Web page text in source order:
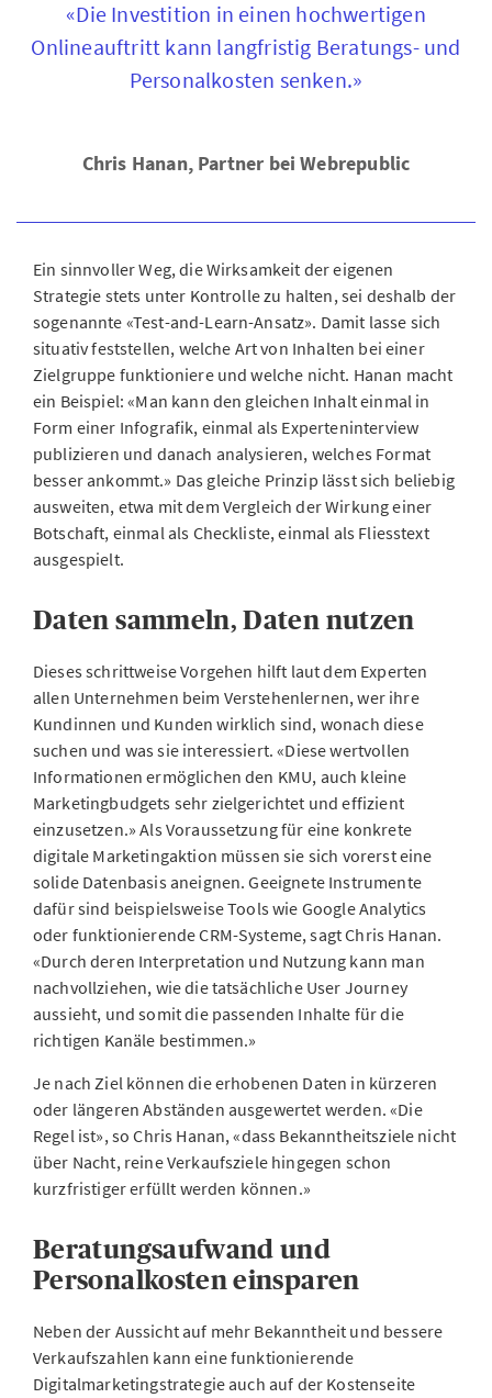
«Die Investition in einen hochwertigen
Onlineauftritt kann langfristig Beratungs- und
Personalkosten senken.»
Chris Hanan, Partner bei Webrepublic
Ein sinnvoller Weg, die Wirksamkeit der eigenen
Strategie stets unter Kontrolle zu halten, sei deshalb der
sogenannte «Test-and-Learn-Ansatz». Damit lasse sich
situativ feststellen, welche Art von Inhalten bei einer
Zielgruppe funktioniere und welche nicht. Hanan macht
ein Beispiel: «Man kann den gleichen Inhalt einmal in
Form einer Infografik, einmal als Experteninterview
publizieren und danach analysieren, welches Format
besser ankommt.» Das gleiche Prinzip lässt sich beliebig
ausweiten, etwa mit dem Vergleich der Wirkung einer
Botschaft, einmal als Checkliste, einmal als Fliesstext
ausgespielt.
Daten sammeln, Daten nutzen
Dieses schrittweise Vorgehen hilft laut dem Experten
allen Unternehmen beim Verstehenlernen, wer ihre
Kundinnen und Kunden wirklich sind, wonach diese
suchen und was sie interessiert. «Diese wertvollen
Informationen ermöglichen den KMU, auch kleine
Marketingbudgets sehr zielgerichtet und effizient
einzusetzen.» Als Voraussetzung für eine konkrete
digitale Marketingaktion müssen sie sich vorerst eine
solide Datenbasis aneignen. Geeignete Instrumente
dafür sind beispielsweise Tools wie Google Analytics
oder funktionierende CRM-Systeme, sagt Chris Hanan.
«Durch deren Interpretation und Nutzung kann man
nachvollziehen, wie die tatsächliche User Journey
aussieht, und somit die passenden Inhalte für die
richtigen Kanäle bestimmen.»
Je nach Ziel können die erhobenen Daten in kürzeren
oder längeren Abständen ausgewertet werden. «Die
Regel ist», so Chris Hanan, «dass Bekanntheitsziele nicht
über Nacht, reine Verkaufsziele hingegen schon
kurzfristiger erfüllt werden können.»
Beratungsaufwand und
Personalkosten einsparen
Neben der Aussicht auf mehr Bekanntheit und bessere
Verkaufszahlen kann eine funktionierende
Digitalmarketingstrategie auch auf der Kostenseite